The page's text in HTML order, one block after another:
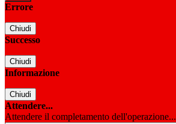
Errore
Chiudi
Successo
Chiudi
Informazione
Chiudi
Attendere...
Attendere il completamento dell'operazione...